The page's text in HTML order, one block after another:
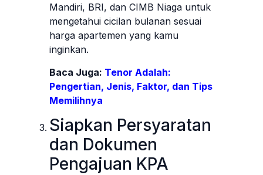
Mandiri, BRI, dan CIMB Niaga untuk
mengetahui cicilan bulanan sesuai
harga apartemen yang kamu
inginkan.
Baca Juga: Tenor Adalah:
Pengertian, Jenis, Faktor, dan Tips
Memilihnya
Siapkan Persyaratan
dan Dokumen
Pengajuan KPA